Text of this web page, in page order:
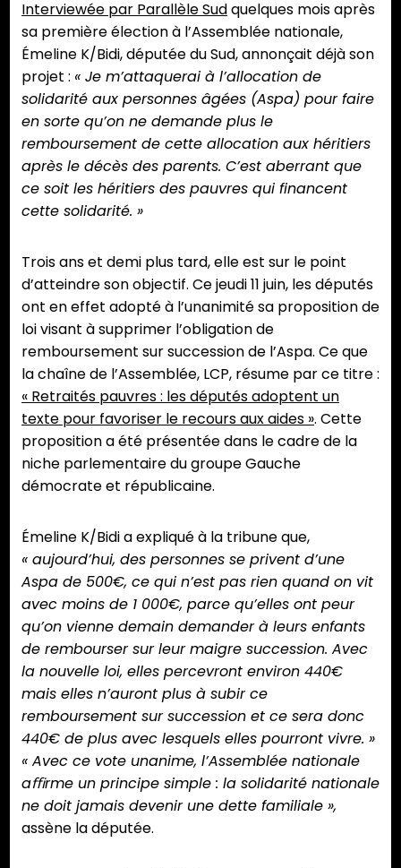
Interviewée par Parallèle Sudquelques mois après
sa première élection à l’Assemblée nationale,
Émeline K/Bidi, députée du Sud, annonçait déjà son
projet : « Je m’attaquerai à l’allocation de
solidarité aux personnes âgées (Aspa) pour faire
en sorte qu’on ne demande plus le
remboursement de cette allocation aux héritiers
après le décès des parents. C’est aberrant que
ce soit les héritiers des pauvres qui financent
cette solidarité. »
Trois ans et demi plus tard, elle est sur le point
d’atteindre son objectif. Ce jeudi 11 juin, les députés
ont en effet adopté à l’unanimité sa proposition de
loi visant à supprimer l’obligation de
remboursement sur succession de l’Aspa. Ce que
la chaîne de l’Assemblée, LCP, résume par ce titre :
« Retraités pauvres : les députés adoptent un
texte pour favoriser le recours aux aides ». Cette
proposition a été présentée dans le cadre de la
niche parlementaire du groupe Gauche
démocrate et républicaine.
Émeline K/Bidi a expliqué à la tribune que,
« aujourd’hui, des personnes se privent d’une
Aspa de 500€, ce qui n’est pas rien quand on vit
avec moins de 1 000€, parce qu’elles ont peur
qu’on vienne demain demander à leurs enfants
de rembourser sur leur maigre succession. Avec
la nouvelle loi, elles percevront environ 440€
mais elles n’auront plus à subir ce
remboursement sur succession et ce sera donc
440€ de plus avec lesquels elles pourront vivre. »
« Avec ce vote unanime, l’Assemblée nationale
aﬃrme un principe simple : la solidarité nationale
ne doit jamais devenir une dette familiale »,
assène la députée.